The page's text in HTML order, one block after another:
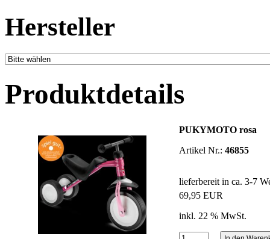
Hersteller
Produktdetails
PUKYMOTO rosa
Artikel Nr.: 46855
lieferbereit in ca. 3-7
69,95 EUR
inkl. 22 % MwSt.